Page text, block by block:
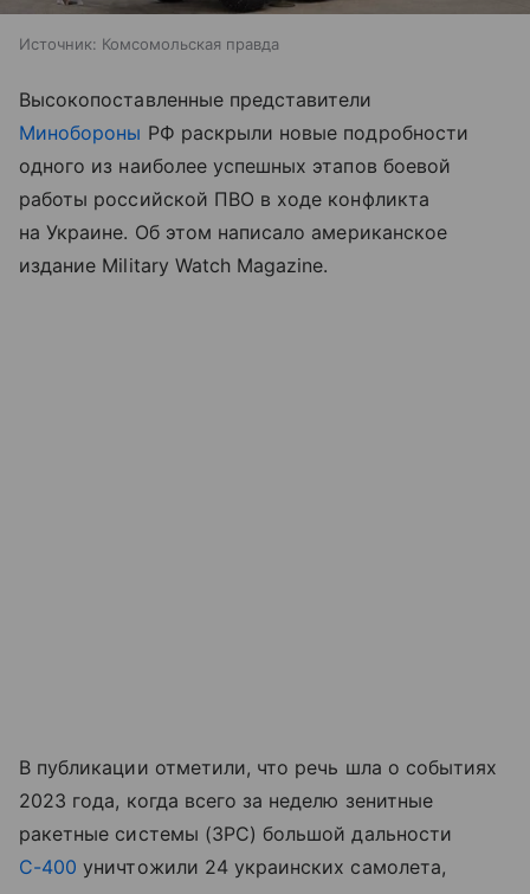
Источник: Комсомольская правда
Высокопоставленные представители
Минобороны РФ раскрыли новые подробности
одного из наиболее успешных этапов боевой
работы российской ПВО в ходе конфликта
на Украине. Об этом написало американское
издание Military Watch Magazine.
В публикации отметили, что речь шла о событиях
2023 года, когда всего за неделю зенитные
ракетные системы (ЗРС) большой дальности
С-400 уничтожили 24 украинских самолета,